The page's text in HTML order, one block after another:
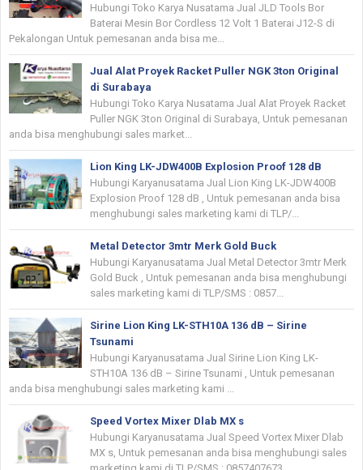
Hubungi Toko Karya Nusatama Jual JLD Tools Bor
Baterai Mesin Bor Cordless 12 Volt 1 Baterai J12-S di
Pekalongan Untuk pemesanan anda bisa me...
Jual Alat Proyek Racket Puller NGK 3ton Original
di Surabaya
Hubungi Toko Karya Nusatama Jual Alat Proyek Racket
Puller NGK 3ton Original di Surabaya, Untuk pemesanan
anda bisa menghubungi sales market...
Lion King LK-JDW400B Explosion Proof 128 dB
Hubungi Karyanusatama Jual Lion King LK-JDW400B
Explosion Proof 128 dB , Untuk pemesanan anda bisa
menghubungi sales marketing kami di TLP/...
Metal Detector 3mtr Merk Gold Buck
Hubungi Karyanusatama Jual Metal Detector 3mtr Merk
Gold Buck , Untuk pemesanan anda bisa menghubungi
sales marketing kami di TLP/SMS : 0857...
Sirine Lion King LK-STH10A 136 dB – Sirine
Tsunami
Hubungi Karyanusatama Jual Sirine Lion King LK-
STH10A 136 dB – Sirine Tsunami , Untuk pemesanan
anda bisa menghubungi sales marketing kami ...
Speed Vortex Mixer Dlab MX s
Hubungi Karyanusatama Jual Speed Vortex Mixer Dlab
MX s, Untuk pemesanan anda bisa menghubungi sales